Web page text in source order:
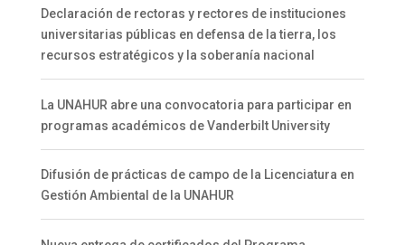
Declaración de rectoras y rectores de instituciones
universitarias públicas en defensa de la tierra, los
recursos estratégicos y la soberanía nacional
La UNAHUR abre una convocatoria para participar en
programas académicos de Vanderbilt University
Difusión de prácticas de campo de la Licenciatura en
Gestión Ambiental de la UNAHUR